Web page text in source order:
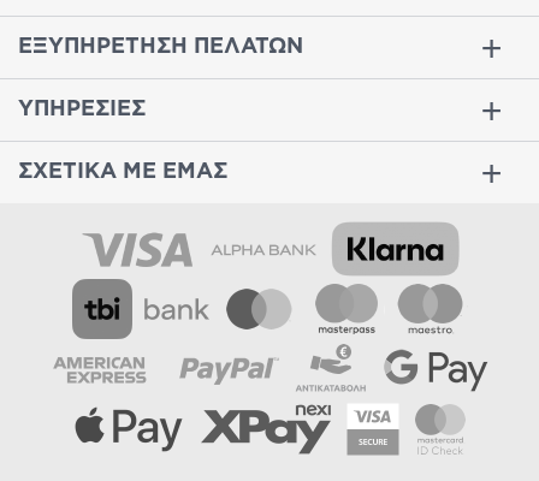
ΕΞΥΠΗΡΕΤΗΣΗ ΠΕΛΑΤΩΝ
ΥΠΗΡΕΣΙΕΣ
ΣΧΕΤΙΚΑ ΜΕ ΕΜΑΣ